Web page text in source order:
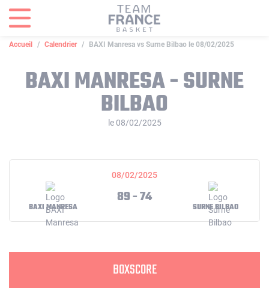
Accueil Calendrier BAXI Manresa vs Surne Bilbao le 08/02/2025
BAXI MANRESA - SURNE
BILBAO
le 08/02/2025
08/02/2025
BAXI MANRESA
89 - 74
SURNE BILBAO
BOXSCORE
Panneau de gestion des cookies